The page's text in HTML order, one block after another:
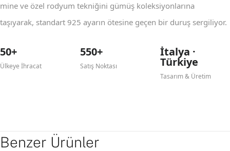
mine ve özel rodyum tekniğini gümüş koleksiyonlarına
taşıyarak, standart 925 ayarın ötesine geçen bir duruş sergiliyor.
50+
Ülkeye İhracat
550+
Satış Noktası
İtalya ·
Türkiye
Tasarım & Üretim
Benzer Ürünler